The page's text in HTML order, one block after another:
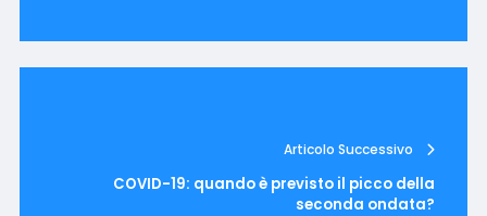
Articolo Successivo
COVID-19: quando è previsto il picco della
seconda ondata?